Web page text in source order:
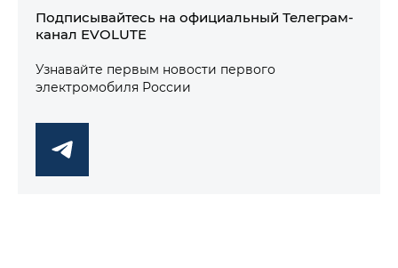
Подписывайтесь на официальный Телеграм-
канал EVOLUTE
Узнавайте первым новости первого
электромобиля России